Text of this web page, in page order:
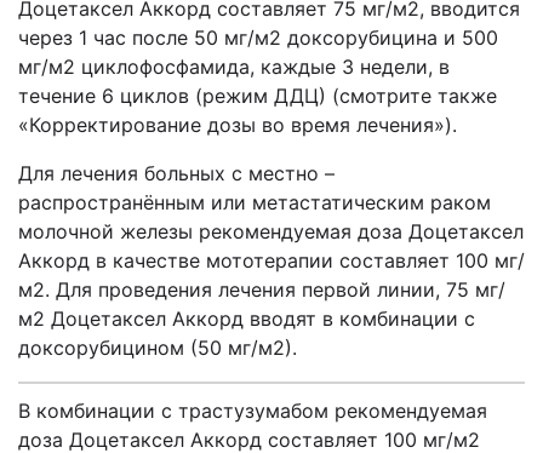
Доцетаксел Аккорд составляет 75 мг/м2, вводится
через 1 час после 50 мг/м2 доксорубицина и 500
мг/м2 циклофосфамида, каждые 3 недели, в
течение 6 циклов (режим ДДЦ) (смотрите также
«Корректирование дозы во время лечения»).
Для лечения больных с местно –
распространённым или метастатическим раком
молочной железы рекомендуемая доза Доцетаксел
Аккорд в качестве мототерапии составляет 100 мг/
м2. Для проведения лечения первой линии, 75 мг/
м2 Доцетаксел Аккорд вводят в комбинации с
доксорубицином (50 мг/м2).
В комбинации с трастузумабом рекомендуемая
доза Доцетаксел Аккорд составляет 100 мг/м2